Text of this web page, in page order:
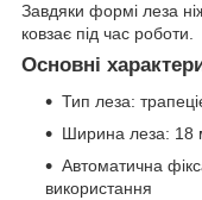
Завдяки формі леза
ковзає під час роботи.
Основні
Тип леза:
Ширина леза: 18
Автоматична
використання